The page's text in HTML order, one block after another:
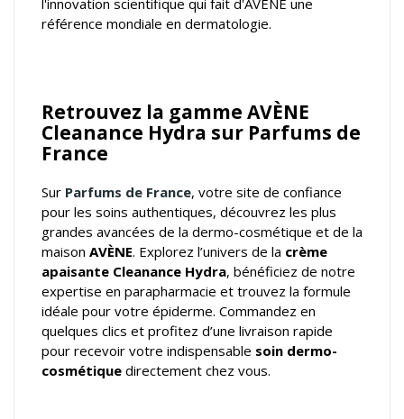
l'innovation scientifique qui fait d'AVÈNE une
référence mondiale en dermatologie.
Retrouvez la gamme AVÈNE
Cleanance Hydra sur Parfums de
France
Sur Parfums de France, votre site de confiance
pour les soins authentiques, découvrez les plus
grandes avancées de la dermo-cosmétique et de la
maison AVÈNE. Explorez l’univers de la crème
apaisante Cleanance Hydra, bénéficiez de notre
expertise en parapharmacie et trouvez la formule
idéale pour votre épiderme. Commandez en
quelques clics et profitez d’une livraison rapide
pour recevoir votre indispensable soin dermo-
cosmétique directement chez vous.